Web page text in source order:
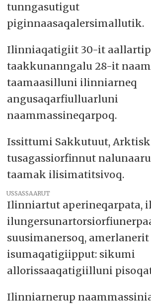
tunngasutigut
piginnaasaqalersimallutik.
Ilinniaqatigiit 30-it
taakkunanngalu 28-it
taamaasilluni ilinniarneq
angusaqarfiulluarluni
naammassineqarpoq.
Issittumi Sakkutuut,
tusagassiorfinnut
taamak ilisimatitsivoq.
USSASSAARUT
Ilinniartut aperineqarpata,
suusimanersoq, amerlanerit
isumaqatigiipput: sikumi
allorissaaqatigiilluni
Ilinniarnerup